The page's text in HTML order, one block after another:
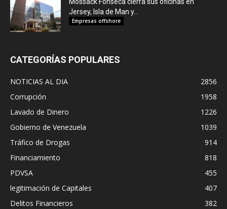
Mossack Fonseca cierra sus oficinas en
Jersey, Isla de Man y...
Empresas offshore
CATEGORÍAS POPULARES
NOTICIAS AL DIA
2856
Corrupción
1958
Lavado de Dinero
1226
Gobierno de Venezuela
1039
Tráfico de Drogas
914
Financiamiento
818
PDVSA
455
legitimación de Capitales
407
Delitos Financieros
382